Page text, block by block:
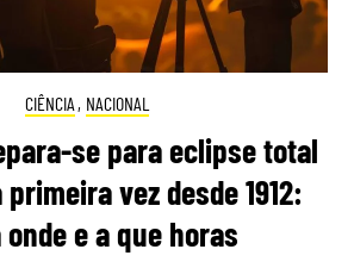
CIÊNCIA , NACIONAL
se para eclipse total
vez desde 1912:
e a que horas